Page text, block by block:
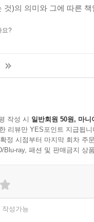
것)의 의미와 그에 따른
요?
작성 시 일반회원 50원, 마니
리뷰만 YES포인트 지급됩니
정 시점부터 마지막 회차 주
Blu-ray, 패션 및 판매금지 상
작성가능